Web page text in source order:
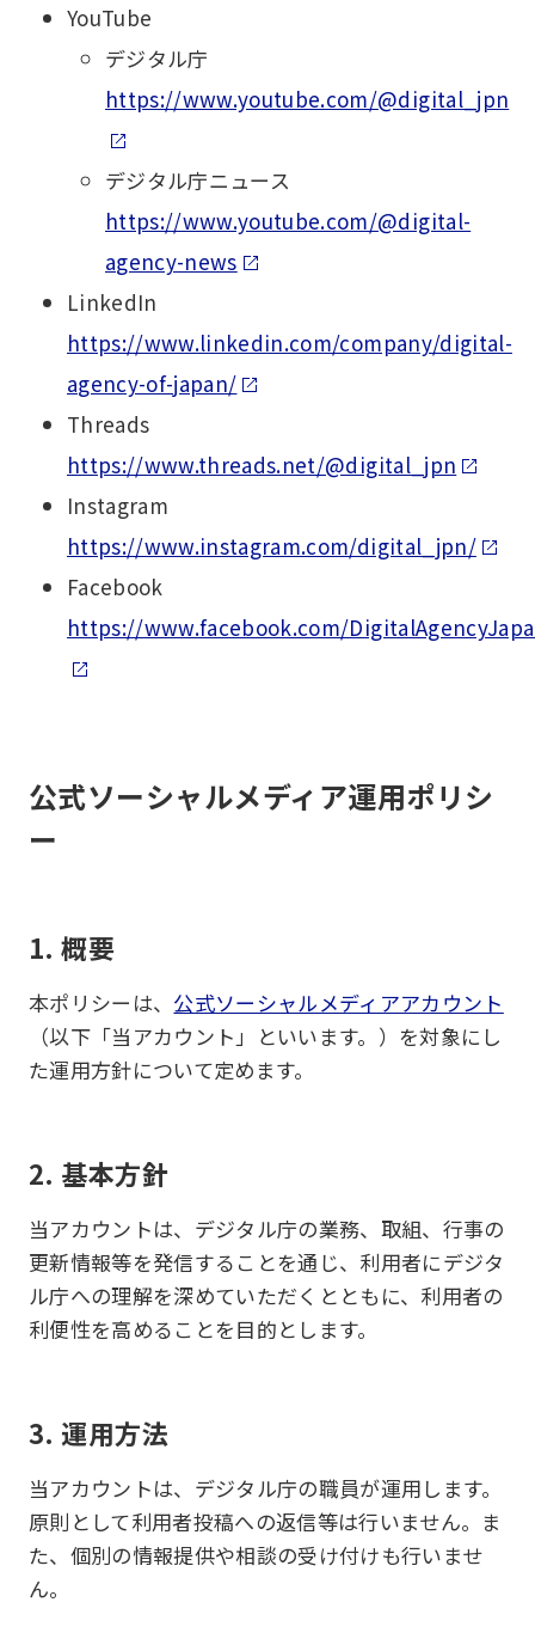
YouTube
デジタル庁
https://www.youtube.com/@digital_jpn
デジタル庁ニュース
https://www.youtube.com/@digital-
agency-news
LinkedIn
https://www.linkedin.com/company/digital-
agency-of-japan/
Threads
https://www.threads.net/@digital_jpn
Instagram
https://www.instagram.com/digital_jpn/
Facebook
https://www.facebook.com/
公式ソーシャルメディア運用ポリシ
ー
1. 概要
本ポリシーは、 公式ソーシャルメディアアカウント
（以下「当アカウント」といいます。）を対象にし
た運用方針について定めます。
2. 基本方針
当アカウントは、デジタル庁の業務、取組、行事の
更新情報等を発信することを通じ、利用者にデジタ
ル庁への理解を深めていただくとともに、利用者の
利便性を高めることを目的とします。
3. 運用方法
当アカウントは、デジタル庁の職員が運用します。
原則として利用者投稿への返信等は行いません。ま
た、個別の情報提供や相談の受け付けも行いませ
ん。